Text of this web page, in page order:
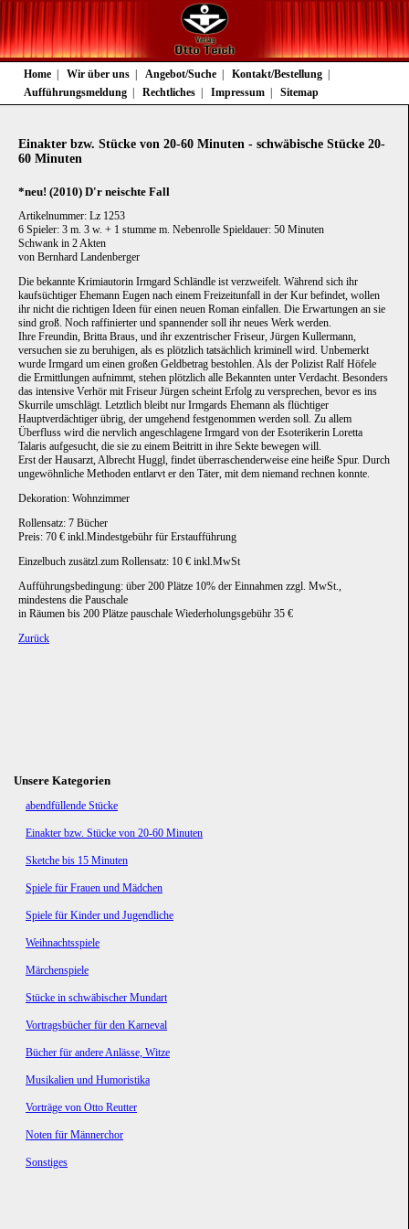
Navigation
überspringen
Home Wir über uns Angebot/Suche
Kontakt/Bestellung
Aufführungsmeldung
Rechtliches Impressum Sitemap
Einakter bzw. Stücke von 20-60 Minuten - schwäbische Stücke 20-
60 Minuten
*neu! (2010) D'r neischte Fall
Artikelnummer: Lz 1253
6 Spieler: 3 m. 3 w. + 1 stumme m. Nebenrolle Spieldauer: 50 Minuten
Schwank in 2 Akten
von Bernhard Landenberger
Die bekannte Krimiautorin Irmgard Schländle ist verzweifelt. Während sich ihr
kaufsüchtiger Ehemann Eugen nach einem Freizeitunfall in der Kur befindet, wollen
ihr nicht die richtigen Ideen für einen neuen Roman einfallen. Die Erwartungen an sie
sind groß. Noch raffinierter und spannender soll ihr neues Werk werden.
Ihre Freundin, Britta Braus, und ihr exzentrischer Friseur, Jürgen Kullermann,
versuchen sie zu beruhigen, als es plötzlich tatsächlich kriminell wird. Unbemerkt
wurde Irmgard um einen großen Geldbetrag bestohlen. Als der Polizist Ralf Höfele
die Ermittlungen aufnimmt, stehen plötzlich alle Bekannten unter Verdacht. Besonders
das intensive Verhör mit Friseur Jürgen scheint Erfolg zu versprechen, bevor es ins
Skurrile umschlägt. Letztlich bleibt nur Irmgards Ehemann als flüchtiger
Hauptverdächtiger übrig, der umgehend festgenommen werden soll. Zu allem
Überfluss wird die nervlich angeschlagene Irmgard von der Esoterikerin Loretta
Talaris aufgesucht, die sie zu einem Beitritt in ihre Sekte bewegen will.
Erst der Hausarzt, Albrecht Huggl, findet überraschenderweise eine heiße Spur. Durch
ungewöhnliche Methoden entlarvt er den Täter, mit dem niemand rechnen konnte.
Dekoration: Wohnzimmer
Rollensatz: 7 Bücher
Preis: 70 € inkl.Mindestgebühr für Erstaufführung
Einzelbuch zusätzl.zum Rollensatz: 10 € inkl.MwSt
Aufführungsbedingung: über 200 Plätze 10% der Einnahmen zzgl. MwSt.,
mindestens die Pauschale
in Räumen bis 200 Plätze pauschale Wiederholungsgebühr 35 €
Zurück
Unsere Kategorien
Navigation
abendfüllende Stücke
Einakter bzw. Stücke von 20-60 Minuten
Sketche bis 15 Minuten
Spiele für Frauen und Mädchen
Spiele für Kinder und Jugendliche
Weihnachtsspiele
Märchenspiele
Stücke in schwäbischer Mundart
Vortragsbücher für den Karneval
Bücher für andere Anlässe, Witze
Musikalien und Humoristika
Vorträge von Otto Reutter
Noten für Männerchor
Sonstiges